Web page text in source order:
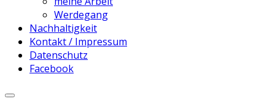
Werdegang
Nachhaltigkeit
Kontakt / Impressum
Datenschutz
Facebook